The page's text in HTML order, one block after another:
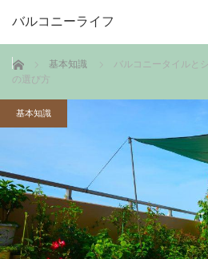
バルコニーライフ
ホーム 基本知識
バルコニータイルと
の選び方
基本知識